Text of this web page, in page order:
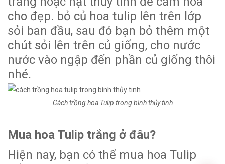
cho đẹp. bỏ củ hoa tulip lên trên lớp
sỏi ban đầu, sau đó bạn bỏ thêm một
chút sỏi lên trên củ giống, cho nước
nước vào ngập đến phần củ giống thôi
nhé.
Cách trồng hoa Tulip trong bình thủy tinh
Mua hoa Tulip trắng ở đâu?
Hiện nay, bạn có thể mua hoa Tulip